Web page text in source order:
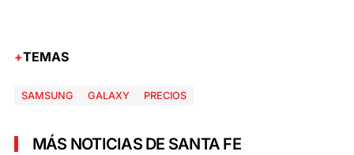
TEMAS
SAMSUNG GALAXY PRECIOS
MÁS NOTICIAS DE SANTA FE